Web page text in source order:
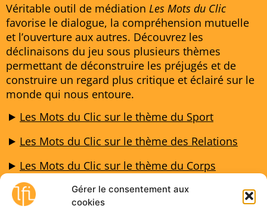
Gérer le consentement aux
cookies
Véritable outil de médiation Les Mots du Clic
favorise le dialogue, la compréhension mutuelle
et l’ouverture aux autres. Découvrez les
déclinaisons du jeu sous plusieurs thèmes
permettant de déconstruire les préjugés et de
construire un regard plus critique et éclairé sur le
monde qui nous entoure.
Les Mots du Clic sur le thème du Sport
Les Mots du Clic sur le thème des Relations
Les Mots du Clic sur le thème du Corps
Les Mots du Clic sur le thème du Travail